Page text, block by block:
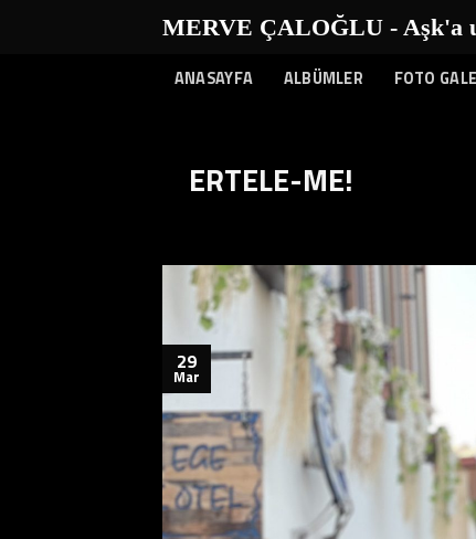
MERVE ÇALOĞLU - Aşk'a
ANASAYFA ALBÜMLER FOTO
ERTELE-ME!
29
Mar